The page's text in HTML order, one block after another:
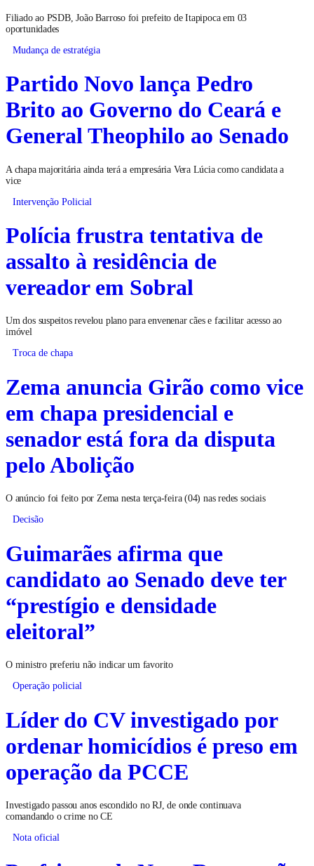
Filiado ao PSDB, João Barroso foi prefeito de Itapipoca em 03
oportunidades
Mudança de estratégia
Partido Novo lança Pedro
Brito ao Governo do Ceará e
General Theophilo ao Senado
A chapa majoritária ainda terá a empresária Vera Lúcia como candidata a
vice
Intervenção Policial
Polícia frustra tentativa de
assalto à residência de
vereador em Sobral
Um dos suspeitos revelou plano para envenenar cães e facilitar acesso ao
imóvel
Troca de chapa
Zema anuncia Girão como vice
em chapa presidencial e
senador está fora da disputa
pelo Abolição
O anúncio foi feito por Zema nesta terça-feira (04) nas redes sociais
Decisão
Guimarães afirma que
candidato ao Senado deve ter
“prestígio e densidade
eleitoral”
O ministro preferiu não indicar um favorito
Operação policial
Líder do CV investigado por
ordenar homicídios é preso em
operação da PCCE
Investigado passou anos escondido no RJ, de onde continuava
comandando o crime no CE
Nota oficial